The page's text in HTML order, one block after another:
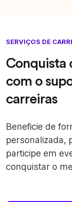
SERVIÇOS DE
Conquista
com o
carreiras
Beneficie de
personalizada,
participe em
conquistar o